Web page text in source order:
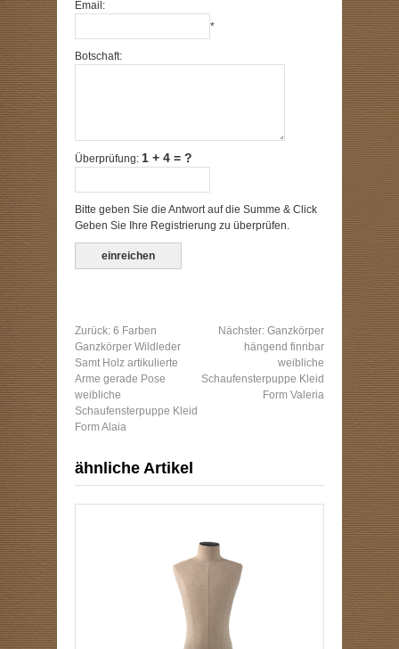
Email:
*
Botschaft:
Überprüfung: 1 + 4 = ?
Bitte geben Sie die Antwort auf die Summe & Click
Geben Sie Ihre Registrierung zu überprüfen.
Zurück: 6 Farben
Ganzkörper Wildleder
Samt Holz artikulierte
Arme gerade Pose
weibliche
Schaufensterpuppe Kleid
Form Alaia
Nächster: Ganzkörper
hängend finnbar
weibliche
Schaufensterpuppe Kleid
Form Valeria
ähnliche Artikel